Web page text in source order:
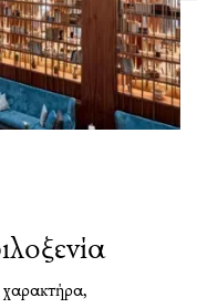
χαρακτήρα,